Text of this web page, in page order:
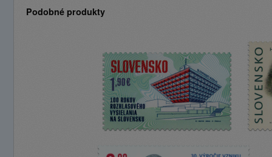
Podobné produkty